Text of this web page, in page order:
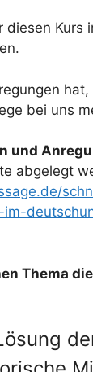
diesen Kurs
hat,
bei uns
und
abgelegt
Thema